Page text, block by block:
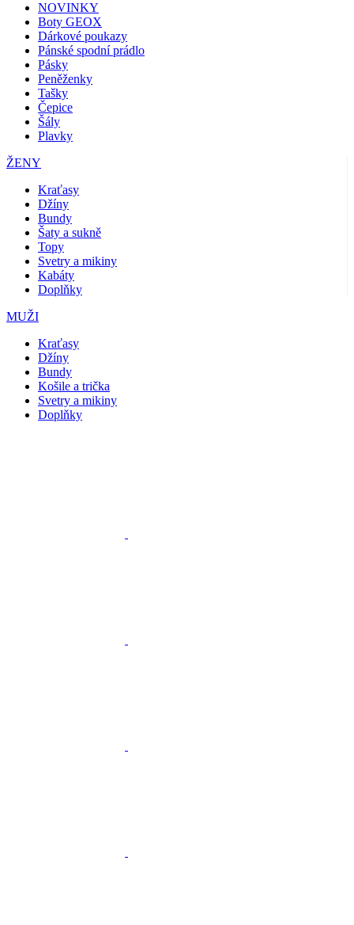
NOVINKY
Boty GEOX
Dárkové poukazy
Pánské spodní prádlo
Pásky
Peněženky
Tašky
Čepice
Šály
Plavky
ŽENY
Kraťasy
Džíny
Bundy
Šaty a sukně
Topy
Svetry a mikiny
Kabáty
Doplňky
MUŽI
Kraťasy
Džíny
Bundy
Košile a trička
Svetry a mikiny
Doplňky